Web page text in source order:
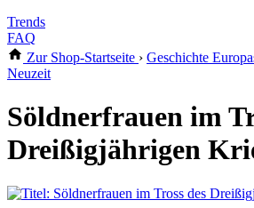
Trends
FAQ
Zur Shop-Startseite › Geschichte
Neuzeit
Söldnerfrauen im
Dreißigjährigen